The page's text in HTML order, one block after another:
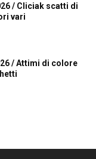
/ Cliciak scatti di
vari
/ Attimi di colore